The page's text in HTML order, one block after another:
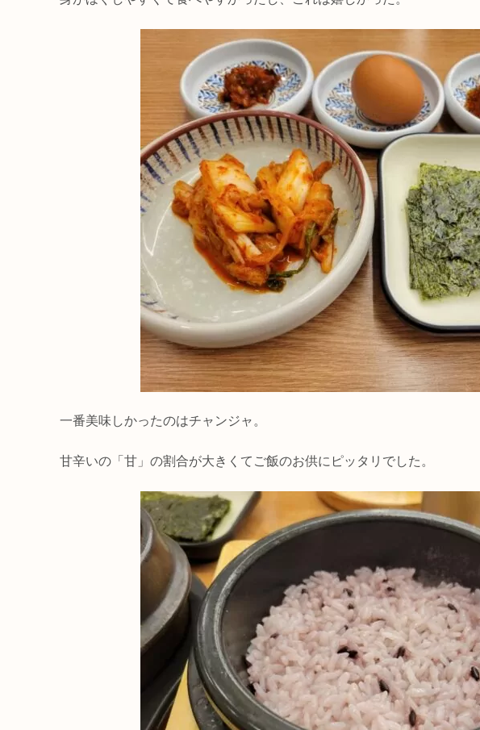
一番美味しかったのはチャンジャ。
甘辛いの「甘」の割合が大きくてご飯のお供にピッタリでした。